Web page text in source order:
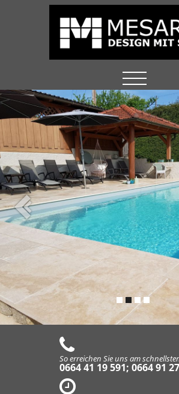
So erreichen Sie uns am
0664 41 19 591; 0664 91